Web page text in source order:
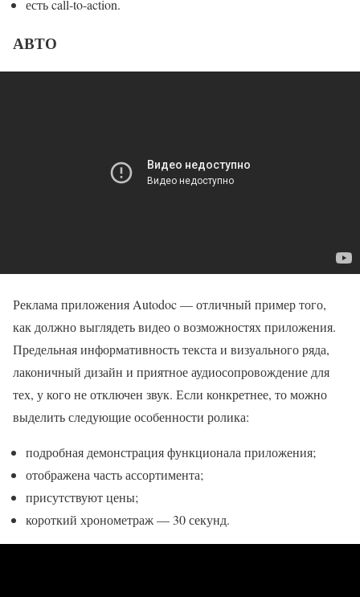
есть call-to-action.
АВТО
Реклама приложения Autodoc — отличный пример того,
как должно выглядеть видео о возможностях приложения.
Предельная информативность текста и визуального ряда,
лаконичный дизайн и приятное аудиосопровождение для
тех, у кого не отключен звук. Если конкретнее, то можно
выделить следующие особенности ролика:
подробная демонстрация функционала приложения;
отображена часть ассортимента;
присутствуют цены;
короткий хронометраж — 30 секунд.